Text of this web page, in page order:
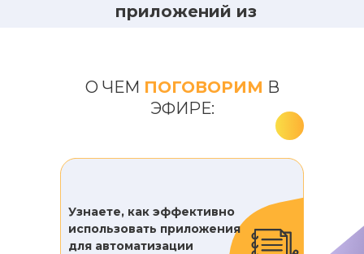
приложений из
О ЧЕМ ПОГОВОРИМ В
ЭФИРЕ:
Узнаете, как эффективно
использовать приложения
для автоматизации